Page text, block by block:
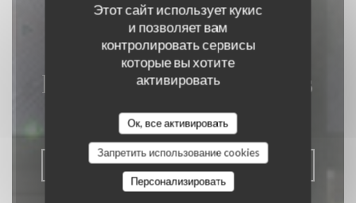
Этот сайт использует кукис
и позволяет вам
контролировать сервисы
которые вы хотите
активировать
Ок, все активировать
Запретить использование cookies
Персонализировать
La Closerie des Lilas
РЕСТОРАН ДЛЯ ГУРМАНОВ
ЗАБРОНИРОВАТЬ СТОЛИК